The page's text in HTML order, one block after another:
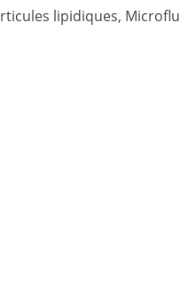
lipidiques,